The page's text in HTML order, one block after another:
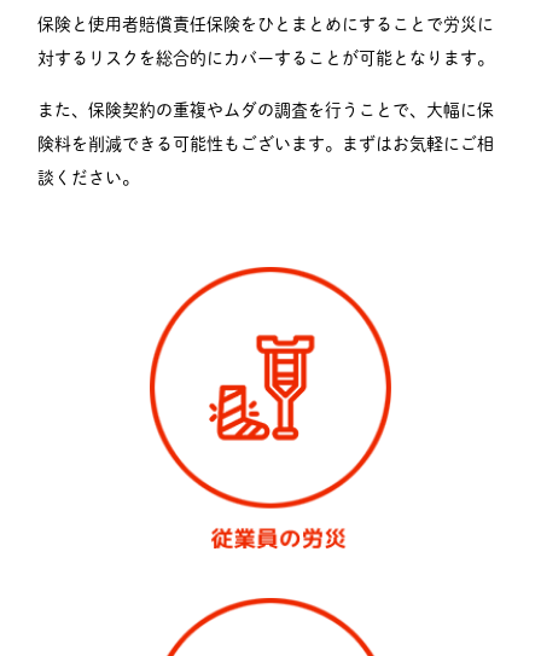
保険と使用者賠償責任保険をひとまとめにすることで労災に
対するリスクを総合的にカバーすることが可能となります。
また、保険契約の重複やムダの調査を行うことで、大幅に保
険料を削減できる可能性もございます。まずはお気軽にご相
談ください。